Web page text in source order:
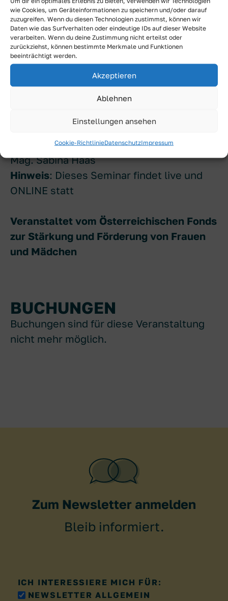
wie Cookies, um Geräteinformationen zu speichern und/oder darauf
zuzugreifen. Wenn du diesen Technologien zustimmst, können wir
Daten wie das Surfverhalten oder eindeutige IDs auf dieser Website
verarbeiten. Wenn du deine Zustimmung nicht erteilst oder
zurückziehst, können bestimmte Merkmale und Funktionen
beeinträchtigt werden.
Akzeptieren
Ablehnen
Einstellungen ansehen
Cookie-RichtlinieDatenschutzImpressum
Du erhältst praktische Tools, kurze
Impulse und Zeit für Austausch mit
anderen Frauen, die gerade vor ähnlichen
Herausforderungen stehen. Am Ende
gehst du mit einempersönlichen
Empowerment-Plan
nach Hause – und mit
mehr Klarheit, wie dein Comeback zu dir
Seminarleitung:Dr. Nadine Izdebski &
Mag. Sabina Haas
Hinweis: Dieses Seminar findet live und
ONLINE statt
Veranstaltet vom Österreichischen Fonds
zur Stärkung und Förderung von Frauen
und Mädchen
BUCHUNGEN
Buchungen sind für diese Veranstaltung
nicht mehr möglich.
Zum Newsletter anmelden
Bleib informiert.
ICH INTERESSIERE MICH FÜR:
NEWSLETTER ALLGEMEIN